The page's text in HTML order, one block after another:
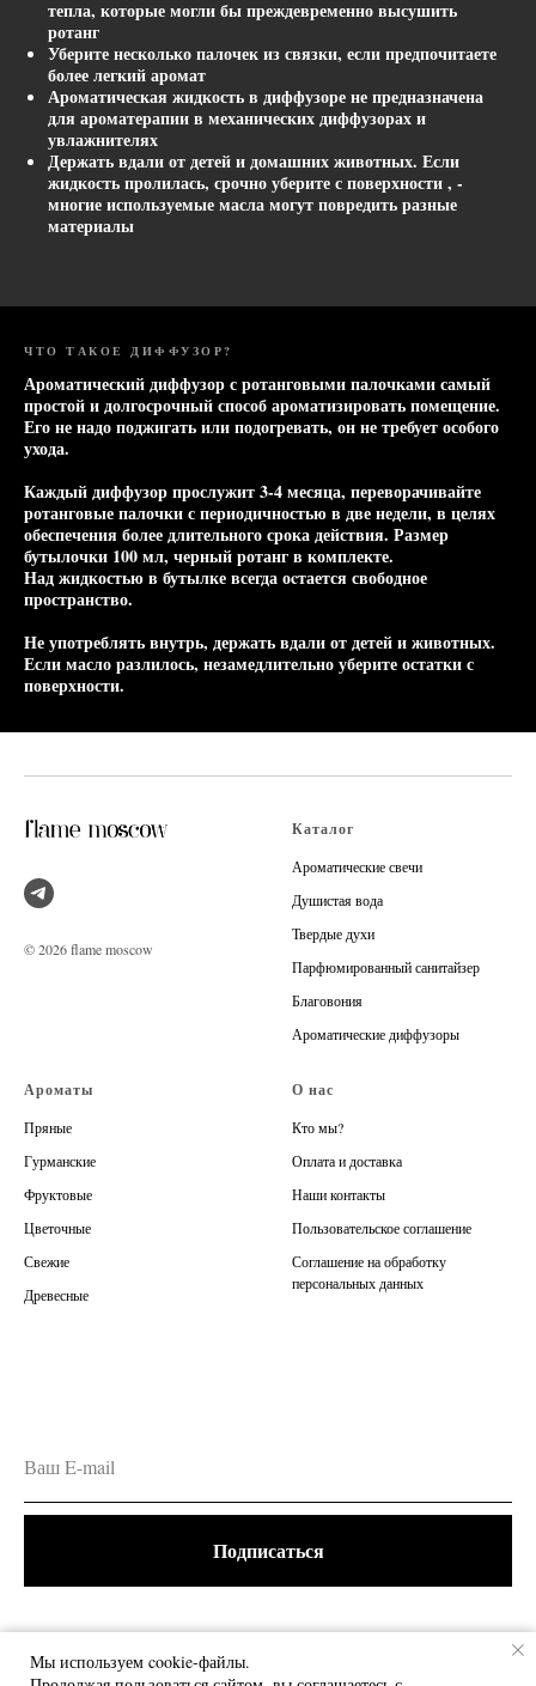
тепла, которые могли бы преждевременно высушить
ротанг
Уберите несколько палочек из связки, если предпочитаете
более легкий аромат
Ароматическая жидкость в диффузоре не предназначена
для ароматерапии в механических диффузорах и
увлажнителях
Держать вдали от детей и домашних животных. Если
жидкость пролилась, срочно уберите с поверхности , -
многие используемые масла могут повредить разные
материалы
ЧТО ТАКОЕ ДИФФУЗОР?
Ароматический диффузор с ротанговыми палочками самый
простой и долгосрочный способ ароматизировать помещение.
Его не надо поджигать или подогревать, он не требует особого
ухода.
Каждый диффузор прослужит 3-4 месяца, переворачивайте
ротанговые палочки с периодичностью в две недели, в целях
обеспечения более длительного срока действия. Размер
бутылочки 100 мл, черный ротанг в комплекте.
Над жидкостью в бутылке всегда оcтается свободное
пространство.
Не употреблять внутрь, держать вдали от детей и животных.
Если масло разлилось, незамедлительно уберите остатки с
поверхности.
Мы используем cookie-файлы.
© 2026 flame moscow
Каталог
Ароматические свечи
Душистая вода
Твердые духи
Парфюмированный санитайзер
Благовония
Ароматические диффузоры
Ароматы
Пряные
Гурманские
Фруктовые
Цветочные
Свежие
Древесные
О нас
Кто мы?
Оплата и доставка
Наши контакты
Пользовательское соглашение
Соглашение на обработку
персональных данных
Подписаться
Нажимая на кнопку "Подписаться", вы даете согласие на